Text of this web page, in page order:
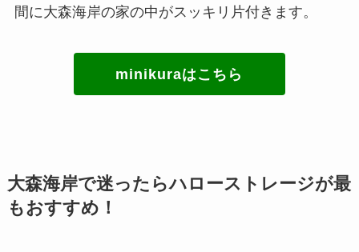
間に大森海岸の家の中がスッキリ片付きます。
minikuraはこちら
大森海岸で迷ったらハローストレージが最
もおすすめ！